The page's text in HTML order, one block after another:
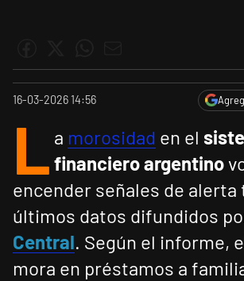
16-03-2026 14:56
L a morosidad en el
financiero argentino
encender señales de alerta
últimos datos difundidos
Central. Según el informe,
mora en préstamos a